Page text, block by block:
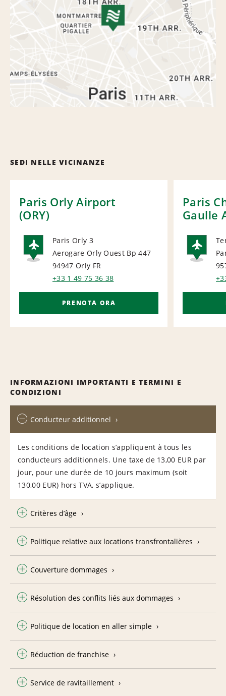
SEDI NELLE VICINANZE
Paris Orly Airport
(ORY)
AIRPORT
Paris Orly 3
Aerogare Orly Ouest Bp 447
94947 Orly FR
+33 1 49 75 36 38
PRENOTA ORA
Paris
Gaulle
INFORMAZIONI IMPORTANTI E TERMINI E
CONDIZIONI
Conducteur additionnel
Les conditions de location s’appliquent à tous les
conducteurs additionnels. Une taxe de 13,00 EUR par
jour, pour une durée de 10 jours maximum (soit
130,00 EUR) hors TVA, s’applique.
Critères d’âge
Politique relative aux locations transfrontalières
Couverture dommages
Résolution des conflits liés aux dommages
Politique de location en aller simple
Réduction de franchise
Service de ravitaillement